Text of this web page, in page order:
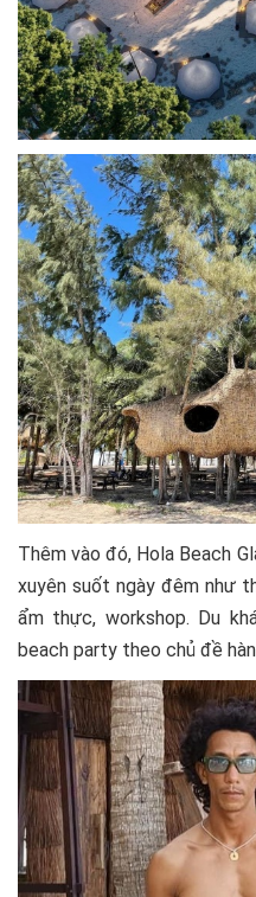
Thêm vào đó, Hola Beach
xuyên suốt ngày đêm như
ẩm thực, workshop. Du
beach party theo chủ đề